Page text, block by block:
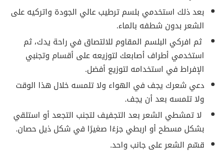
بعد ذلك استخدمي بلسم ترطيب عالي الجودة واتركيه على
الشعر بدون شطفه بالماء.
ثم افركي البلسم المقاوم للالتصاق في راحة يدك، ثم
استخدمي أطراف أصابعك لتوزيعه على أقسام وتجنبي
الإفراط في استخدامه لتوزيع أفضل.
دعي شعرك يجف في الهواء ولا تلمسه خلال هذا الوقت
ولا تلمسه بعد أن يجف.
لا تمشطي الشعر بعد التجفيف لتجنب التجعد أو استلقي
بشكل مسطح أو اربطي جزءًا صغيرًا في شكل ذيل حصان.
قسّم الشعر على جانب واحد.